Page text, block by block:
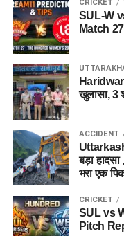
CRICKET
SUL-W
Match
Haridwar
खुलासा, 3
ACCIDENT
बड़ा
भरा एक
CRICKET
SUL vs
Pitch